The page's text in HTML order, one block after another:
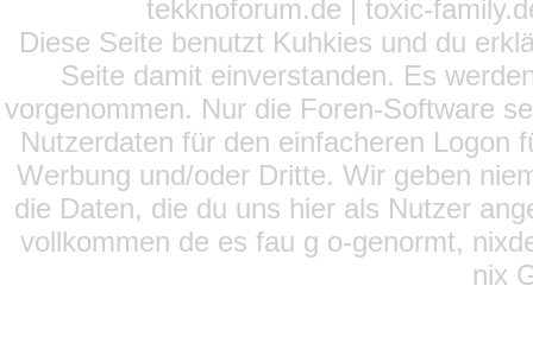
tekknoforum.de | toxic-
Diese Seite benutzt Kuhkies und du
Seite damit einverstanden. Es
vorgenommen. Nur die Foren-Software
Nutzerdaten für den einfacheren Logon
Werbung und/oder Dritte. Wir geben
die Daten, die du uns hier als Nutzer
vollkommen de es fau g o-genormt,
nix